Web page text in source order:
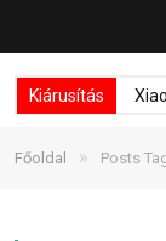
Kiárusítás
Főoldal » Posts